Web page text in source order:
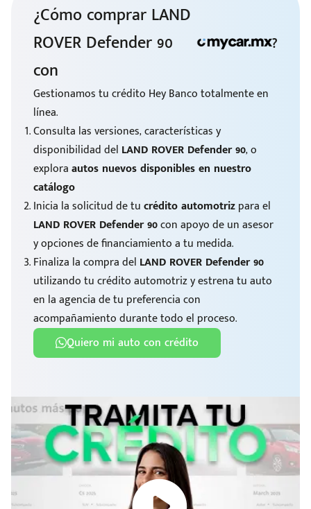
¿Cómo comprar LAND
ROVER Defender 90
con
?
Gestionamos tu crédito Hey Banco totalmente en
línea.
Consulta las versiones, características y
disponibilidad del LAND ROVER Defender 90, o
exploraautos nuevos disponibles en nuestro
catálogo
Inicia la solicitud de tucrédito automotrizpara el
LAND ROVER Defender 90con apoyo de un asesor
y opciones de financiamiento a tu medida.
Finaliza la compra del LAND ROVER Defender 90
utilizando tu crédito automotriz y estrena tu auto
en la agencia de tu preferencia con
acompañamiento durante todo el proceso.
Quiero mi auto con crédito